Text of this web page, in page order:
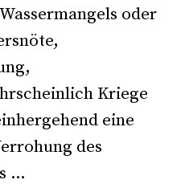
oder
Kriege
eine
des
…